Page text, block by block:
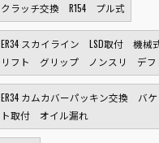
クラッチ交換 R154 プル式
ER34 スカイライン LSD取付 機械
リフト グリップ ノンスリ デ
ER34 カムカバーパッキン交換 バ
ト取付 オイル漏れ